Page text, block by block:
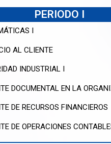
PERIODO I
I
AL CLIENTE
INDUSTRIAL I
DOCUMENTAL EN LA
DE RECURSOS FINANCIEROS
DE OPERACIONES